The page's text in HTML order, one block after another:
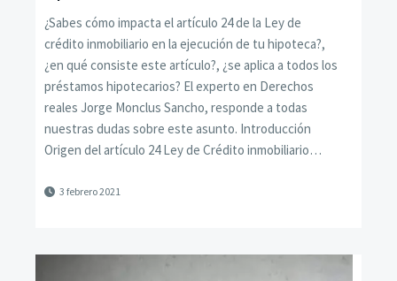
¿Sabes cómo impacta el artículo 24 de la Ley de
crédito inmobiliario en la ejecución de tu hipoteca?,
¿en qué consiste este artículo?, ¿se aplica a todos los
préstamos hipotecarios? El experto en Derechos
reales Jorge Monclus Sancho, responde a todas
nuestras dudas sobre este asunto. Introducción
Origen del artículo 24 Ley de Crédito inmobiliario…
3 febrero 2021